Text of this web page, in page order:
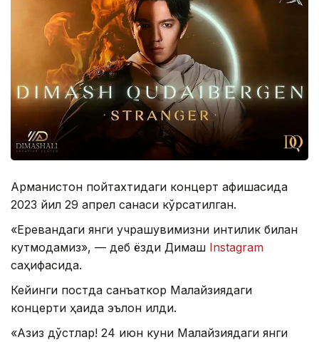
Арманистон пойтахтидаги концерт афишасида
2023 йил 29 апрел санаси кўрсатилган.
«Еревандаги янги учрашувимизни интиқлик билан
кутмоқдамиз», — деб ёзди Димаш Instagram
саҳифасида.
Кейинги постда санъаткор Малайзиядаги
концерти ҳақида эълон қилди.
«Азиз дўстлар! 24 июн куни Малайзиядаги янги